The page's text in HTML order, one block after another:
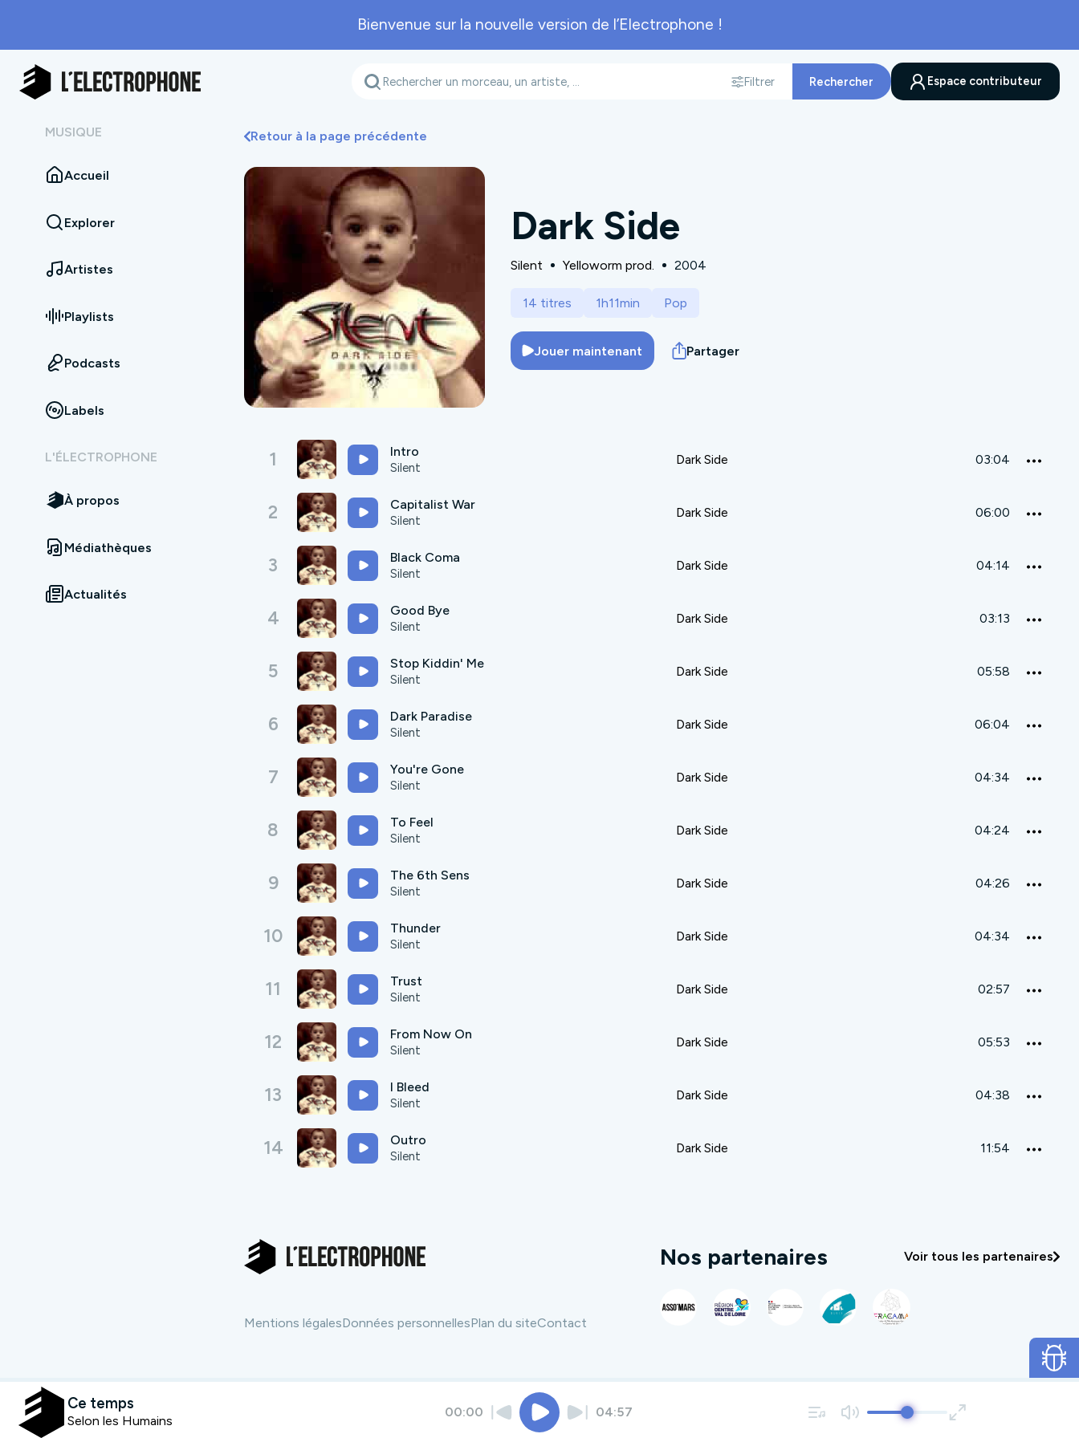
Bienvenue sur la nouvelle version de l’Electrophone !
Filtrer
Rechercher
Espace contributeur
MUSIQUE
Accueil
Explorer
Artistes
Playlists
Podcasts
Labels
L'ÉLECTROPHONE
À propos
Médiathèques
Actualités
Retour à la page précédente
Dark Side
Silent Yelloworm prod. 2004
14 titres 1h11min Pop
Jouer maintenant Partager
1 Intro
Silent
Dark Side 03:04
2 Capitalist War
Silent
Dark Side 06:00
3 Black Coma
Silent
Dark Side 04:14
4 Good Bye
Silent
Dark Side 03:13
5 Stop Kiddin' Me
Silent
Dark Side 05:58
6 Dark Paradise
Silent
Dark Side 06:04
7 You're Gone
Silent
Dark Side 04:34
8 To Feel
Silent
Dark Side 04:24
9 The 6th Sens
Silent
Dark Side 04:26
10 Thunder
Silent
Dark Side 04:34
11 Trust
Silent
Dark Side 02:57
12 From Now On
Silent
Dark Side 05:53
13 I Bleed
Silent
Dark Side 04:38
14 Outro
Silent
Dark Side 11:54
Mentions légalesDonnées personnellesPlan du siteContact
Nos partenaires Voir tous les partenaires
Ce temps
Selon les Humains
00:00 04:57